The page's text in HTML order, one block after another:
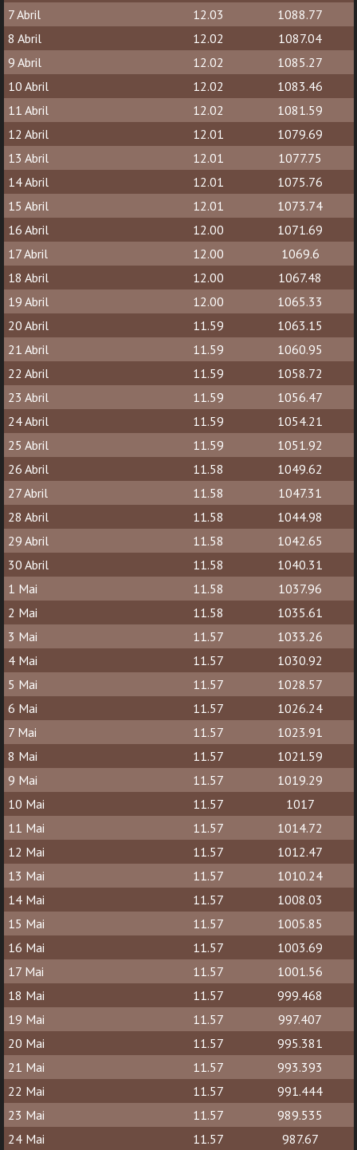
7 Abril
12.03
1088.77
8 Abril
12.02
1087.04
9 Abril
12.02
1085.27
10 Abril
12.02
1083.46
11 Abril
12.02
1081.59
12 Abril
12.01
1079.69
13 Abril
12.01
1077.75
14 Abril
12.01
1075.76
15 Abril
12.01
1073.74
16 Abril
12.00
1071.69
17 Abril
12.00
1069.6
18 Abril
12.00
1067.48
19 Abril
12.00
1065.33
20 Abril
11.59
1063.15
21 Abril
11.59
1060.95
22 Abril
11.59
1058.72
23 Abril
11.59
1056.47
24 Abril
11.59
1054.21
25 Abril
11.59
1051.92
26 Abril
11.58
1049.62
27 Abril
11.58
1047.31
28 Abril
11.58
1044.98
29 Abril
11.58
1042.65
30 Abril
11.58
1040.31
1 Mai
11.58
1037.96
2 Mai
11.58
1035.61
3 Mai
11.57
1033.26
4 Mai
11.57
1030.92
5 Mai
11.57
1028.57
6 Mai
11.57
1026.24
7 Mai
11.57
1023.91
8 Mai
11.57
1021.59
9 Mai
11.57
1019.29
10 Mai
11.57
1017
11 Mai
11.57
1014.72
12 Mai
11.57
1012.47
13 Mai
11.57
1010.24
14 Mai
11.57
1008.03
15 Mai
11.57
1005.85
16 Mai
11.57
1003.69
17 Mai
11.57
1001.56
18 Mai
11.57
999.468
19 Mai
11.57
997.407
20 Mai
11.57
995.381
21 Mai
11.57
993.393
22 Mai
11.57
991.444
23 Mai
11.57
989.535
24 Mai
11.57 987.67